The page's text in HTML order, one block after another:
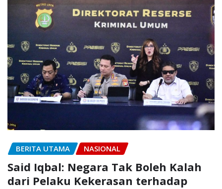
BERITA UTAMA NASIONAL
Said Iqbal: Negara Tak Boleh Kalah
dari Pelaku Kekerasan terhadap